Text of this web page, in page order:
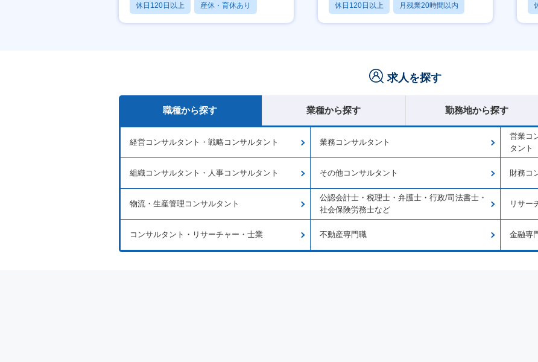
休日120日以上 産休・育休あり
月残業20時間以内
休日120日以上 月残業20時間以内
学歴不問
求人を探す
職種から探す 業種から探す 勤務地から探す
経営コンサルタント・戦略コンサルタント 業務コンサルタント
営業コ
タント
組織コンサルタント・人事コンサルタント その他コンサルタント 財務コ
物流・生産管理コンサルタント
公認会計士・税理士・弁護士・行政/司法書士・
社会保険労務士など
リサー
コンサルタント・リサーチャー・士業 不動産専門職 金融専